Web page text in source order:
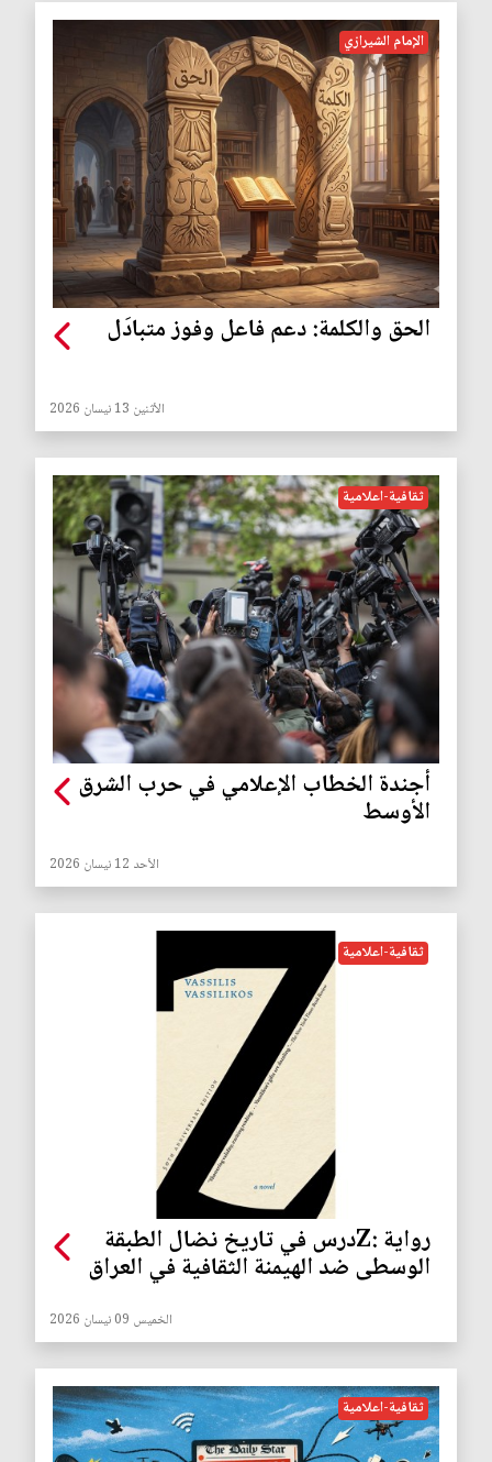
الإمام الشيرازي
الحق والكلمة: دعم فاعل وفوز متبادَل
الأثنين 13 نيسان 2026
ثقافية-اعلامية
أجندة الخطاب الإعلامي في حرب الشرق
الأوسط
الأحد 12 نيسان 2026
ثقافية-اعلامية
رواية :Zدرس في تاريخ نضال الطبقة
الوسطى ضد الهيمنة الثقافية في العراق
الخميس 09 نيسان 2026
ثقافية-اعلامية